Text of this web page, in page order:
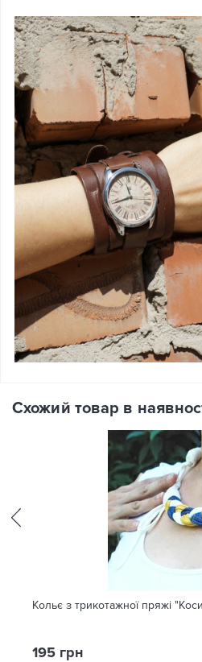
Схожий товар в
Кольє з трикотажної пряжі
195 грн